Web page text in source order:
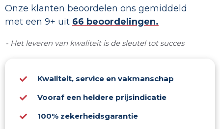
Onze klanten beoordelen ons gemiddeld
met een 9+ uit 66 beoordelingen.
- Het leveren van kwaliteit is de sleutel tot succes
Kwaliteit, service en vakmanschap
Vooraf een heldere prijsindicatie
100% zekerheidsgarantie